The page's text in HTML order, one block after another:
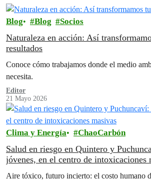
Blog Blog Socios
Naturaleza en acción: Así
resultados
Conoce cómo trabajamos donde el medio
necesita.
Editor
21 Mayo 2026
Clima y Energía ChaoCarbón
Salud en riesgo en Quintero y
jóvenes, en el centro de intoxicaciones
Aire tóxico, futuro incierto: el costo humano